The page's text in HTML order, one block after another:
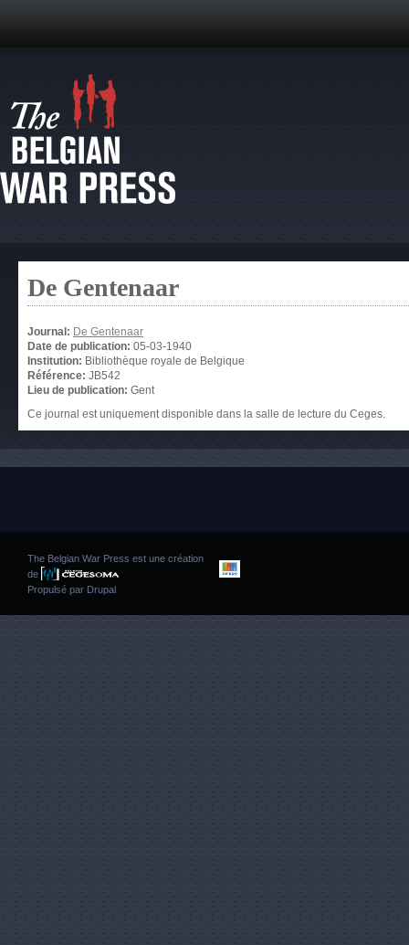
De Gentenaar
Journal: De Gentenaar
Date de publication: 05-03-1940
Institution: Bibliothèque royale de Belgique
Référence: JB542
Lieu de publication: Gent
Ce journal est uniquement disponible dans la salle de lecture du Ceges.
The Belgian War Press est une création
de
Propulsé par Drupal